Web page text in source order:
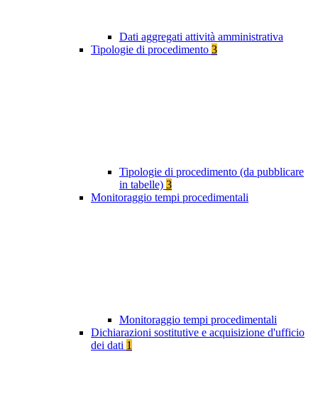
Dati aggregati attività amministrativa
Tipologie di procedimento 3
Tipologie di procedimento (da pubblicare
in tabelle) 3
Monitoraggio tempi procedimentali
Monitoraggio tempi procedimentali
Dichiarazioni sostitutive e acquisizione d'ufficio
dei dati 1